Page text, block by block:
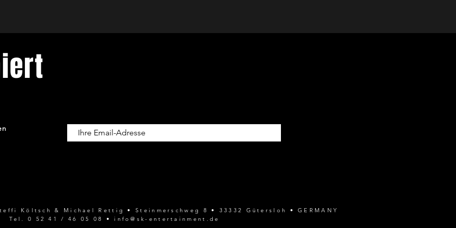
Költsch & Michael Rettig • Steinmerschweg 8 • 33332 Gütersloh • GERMANY
Tel. 0 52 41 / 46 05 08 • info@sk-entertainment.de